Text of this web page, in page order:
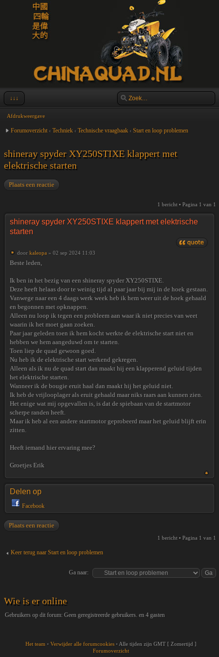
↓↓↓
Afdrukweergave
Forumoverzicht ‹ Techniek ‹ Technische vraagbaak ‹ Start en loop problemen
shineray spyder XY250STIXE klappert met
elektrische starten
Plaats een reactie
1 bericht • Pagina 1 van 1
shineray spyder XY250STIXE klappert met elektrische
starten
door kaleopa » 02 sep 2024 11:03
Beste leden,
Ik ben in het bezig van een shineray spyder XY250STIXE.
Deze heeft helaas door te weinig tijd al paar jaar bij mij in de hoek gestaan.
Vanwege naar een 4 daags werk week heb ik hem weer uit de hoek gehaald
en begonnen met opknappen.
Alleen nu loop ik tegen een probleem aan waar ik niet precies van weet
waarin ik het moet gaan zoeken.
Paar jaar geleden toen ik hem kocht werkte de elektrische start niet en
hebben we hem aangeduwd om te starten.
Toen liep de quad gewoon goed.
Nu heb ik de elektrische start werkend gekregen.
Alleen als ik nu de quad start dan maakt hij een klapperend geluid tijden
het elektrische starten.
Wanneer ik de bougie eruit haal dan maakt hij het geluid niet.
Ik heb de vrijlooplager als eruit gehaald maar niks raars aan kunnen zien.
Het enige wat mij opgevallen is, is dat de spiebaan van de startmotor
scherpe randen heeft.
Maar ik heb al een andere startmotor geprobeerd maar het geluid blijft erin
zitten.
Heeft iemand hier ervaring mee?
Groetjes Erik
Delen op
Facebook
Plaats een reactie
1 bericht • Pagina 1 van 1
Keer terug naar Start en loop problemen
Ga naar:
Wie is er online
Gebruikers op dit forum: Geen geregistreerde gebruikers. en 4 gasten
Het team • Verwijder alle forumcookies • Alle tijden zijn GMT [ Zomertijd ]
Forumoverzicht